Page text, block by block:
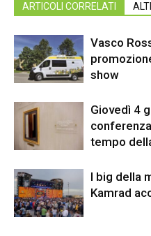
ARTICOLI CORRELATI
Vasco
show
Giovedì 4
tempo
I big della
Kamrad